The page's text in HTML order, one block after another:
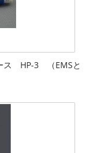
ス HP-3 （EMSと